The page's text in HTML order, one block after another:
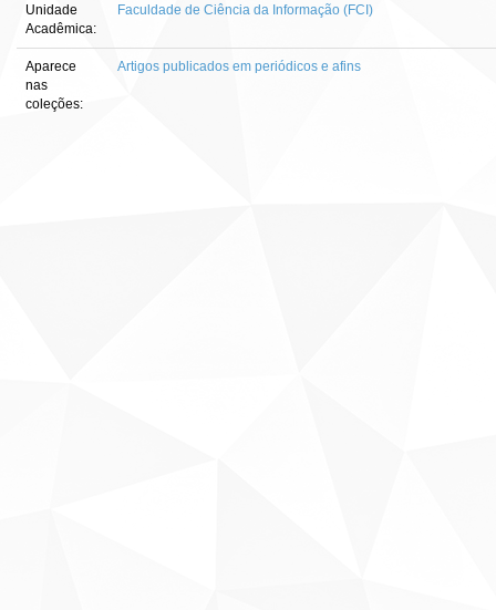
Unidade
Acadêmica:
Faculdade de Ciência da Informação (FCI)
Aparece
nas
coleções:
Artigos publicados em periódicos e afins